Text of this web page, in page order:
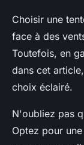
Choisir une
face à des
Toutefois, en
dans cet
choix éclairé.
N'oubliez pas
Optez pour